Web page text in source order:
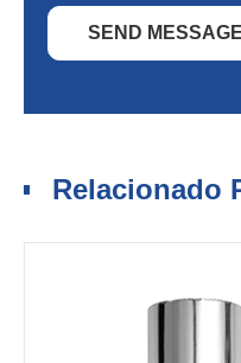
SEND MESSAGE
Relacionado